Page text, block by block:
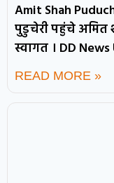
Amit Shah
पुडुचेरी पहुंचे अमित
स्वागत । DD
READ MORE »